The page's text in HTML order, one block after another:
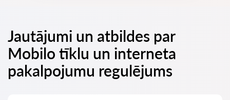
Jautājumi un atbildes par
Mobilo tīklu un interneta
pakalpojumu regulējums